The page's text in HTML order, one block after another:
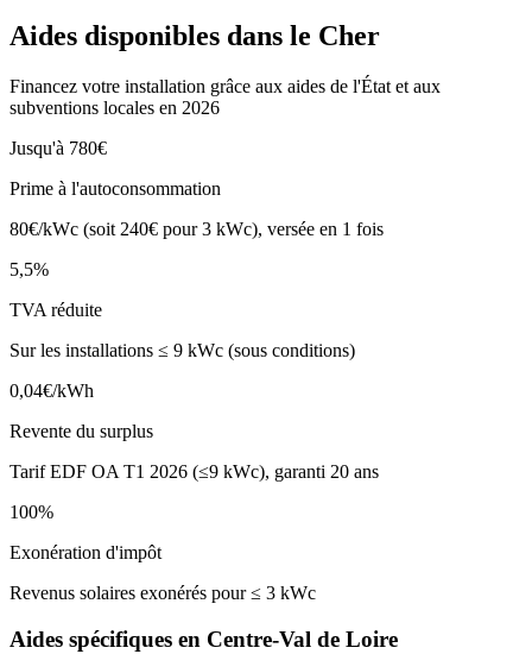
Aides disponibles dans le Cher
Financez votre installation grâce aux aides de l'État et aux
subventions locales en 2026
Jusqu'à 780€
Prime à l'autoconsommation
80€/kWc (soit 240€ pour 3 kWc), versée en 1 fois
5,5%
TVA réduite
Sur les installations ≤ 9 kWc (sous conditions)
0,04€/kWh
Revente du surplus
Tarif EDF OA T1 2026 (≤9 kWc), garanti 20 ans
100%
Exonération d'impôt
Revenus solaires exonérés pour ≤ 3 kWc
Aides spécifiques en Centre-Val de Loire